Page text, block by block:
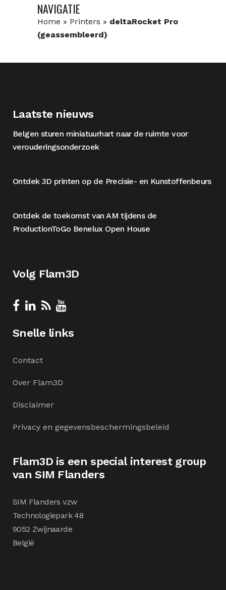
NAVIGATIE
Home » Printers » deltaRocket Pro
(geassembleerd)
Laatste nieuws
Belgen sturen miniatuurhart naar de ruimte voor
verouderingsonderzoek
Ontdek 3D printen op de Precisie- en Kunstoffenbeurs
Ontdek de toekomst van AM tijdens de
ProductionToGo Benelux Open House
Volg Flam3D
Snelle links
Contact
Over Flam3D
Disclaimer
Privacy en gegevensbeschermingsbeleid
Flam3D is een special interest group
van SIM Flanders
SIM Flanders vzw
Technologiepark 48
9052 Zwijnaarde
België